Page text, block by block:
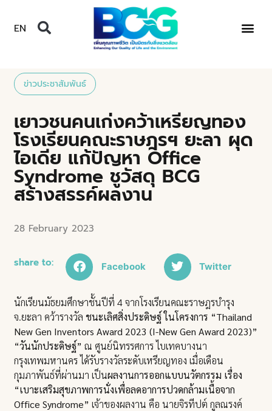
EN
ข่าวประชาสัมพันธ์
เยาวชนคนเก่งคว้าเหรียญทอง
โรงเรียนคณะราษฎรฯ ยะลา ผุด
ไอเดีย แก้ปัญหา Office
Syndrome ชูวัสดุ BCG
สร้างสรรค์ผลงาน
28 February 2023
share to: Facebook Twitter
นักเรียนมัธยมศึกษาชั้นปีที่ 4 จากโรงเรียนคณะราษฎรบำรุง
จ.ยะลา คว้ารางวัลชนะเลิศสิ่งประดิษฐ์ ในโครงการ “Thailand
New Gen Inventors Award 2023 (I-New Gen Award 2023)”
“วันนักประดิษฐ์” ณ ศูนย์นิทรรศการ ไบเทคบางนา
กรุงเทพมหานคร ได้รับรางวัลระดับเหรียญทอง เมื่อเดือน
กุมภาพันธ์ที่ผ่านมา เป็นผลงานการออกแบบนวัตกรรม เรื่อง
“เบาะเสริมสุขภาพการนั่งเพื่อลดอาการปวดกล้ามเนื้อจาก
Office Syndrome” เจ้าของผลงาน คือ นายจิรทีปต์ กูลณรงค์